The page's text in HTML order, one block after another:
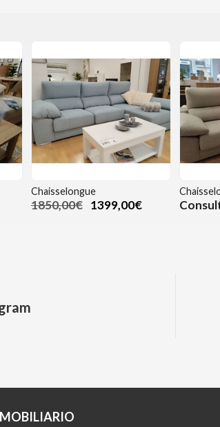
Chaisselongue
1850,00€ 1399,00€